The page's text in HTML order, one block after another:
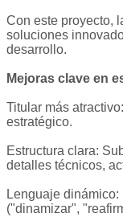
Con este proyecto,
soluciones
desarrollo.
Mejoras clave en
Titular más
estratégico.
Estructura clara:
detalles técnicos,
Lenguaje
("dinamizar",